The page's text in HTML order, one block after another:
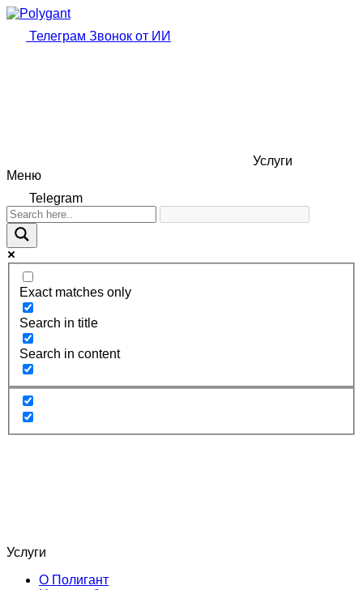
Телеграм Звонок от ИИ
Услуги
Меню
Telegram
Exact matches only
Search in title
Search in content
Услуги
О Полигант